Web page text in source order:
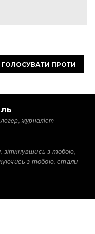
ГОЛОСУВАТИ ПРОТИ
журналіст
з тобою,
з тобою, стали